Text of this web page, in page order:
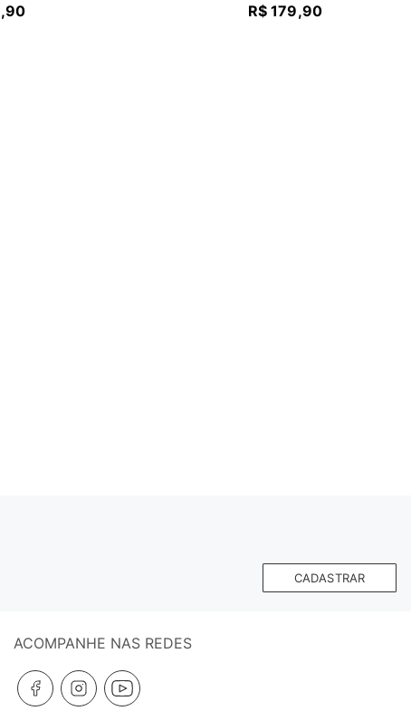
,90
R$ 179,90
CADASTRAR
ACOMPANHE NAS REDES